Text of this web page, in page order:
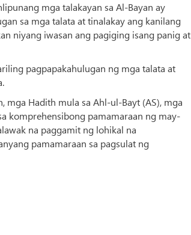
mga talakayan sa Al-Bayan ay
sa mga talata at tinalakay ang kanilang
niyang iwasan ang pagiging isang panig at
pagpapakahulugan ng mga talata at
mga Hadith mula sa Ahl-ul-Bayt (AS), mga
komprehensibong pamamaraan ng may-
na paggamit ng lohikal na
pamamaraan sa pagsulat ng